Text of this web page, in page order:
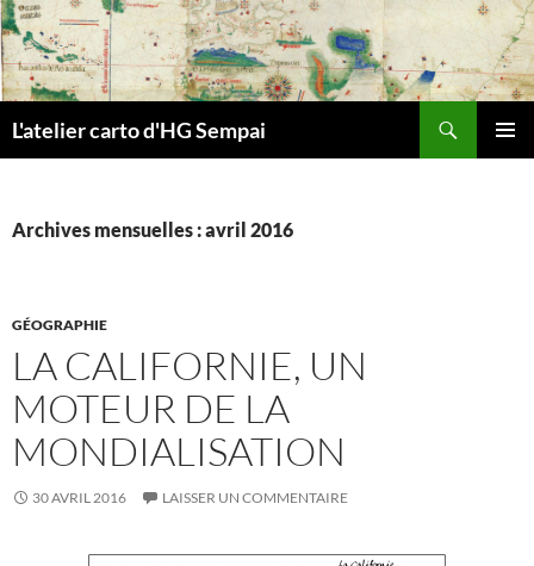
Aller
au
contenu
L'atelier carto d'HG Sempai
Archives mensuelles : avril 2016
GÉOGRAPHIE
LA CALIFORNIE, UN
MOTEUR DE LA
MONDIALISATION
30 AVRIL 2016 LAISSER UN COMMENTAIRE